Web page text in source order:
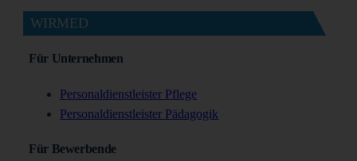
WIRMED
Für Unternehmen
Personaldienstleister Pflege
Personaldienstleister Pädagogik
Für Bewerbende